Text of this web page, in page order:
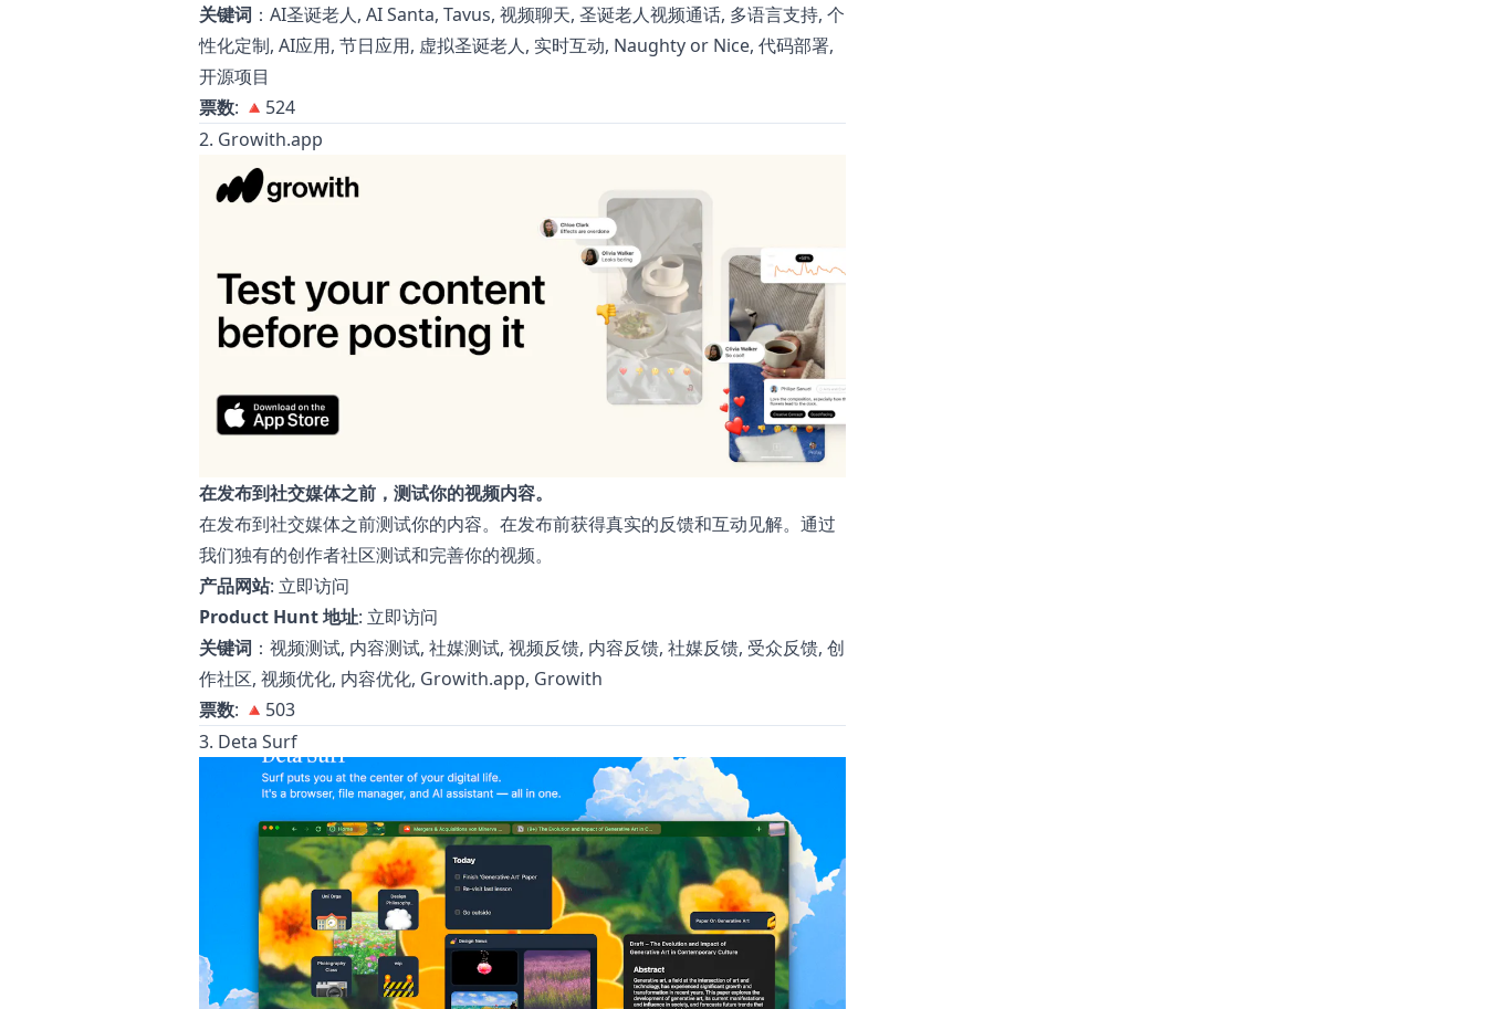
关键词 ：AI圣诞老人, AI Santa, Tavus, 视频聊天, 圣诞老人视频通话, 多语言支持, 个
性化定制, AI应用, 节日应用, 虚拟圣诞老人, 实时互动, Naughty or Nice, 代码部署,
开源项目
票数: 🔺524
2. Growith.app
在发布到社交媒体之前，测试你的视频内容。
在发布到社交媒体之前测试你的内容。在发布前获得真实的反馈和互动见解。通过
我们独有的创作者社区测试和完善你的视频。
产品网站: 立即访问
Product Hunt 地址: 立即访问
关键词 ：视频测试, 内容测试, 社媒测试, 视频反馈, 内容反馈, 社媒反馈, 受众反馈, 创
作社区, 视频优化, 内容优化, Growith.app, Growith
票数: 🔺503
3. Deta Surf